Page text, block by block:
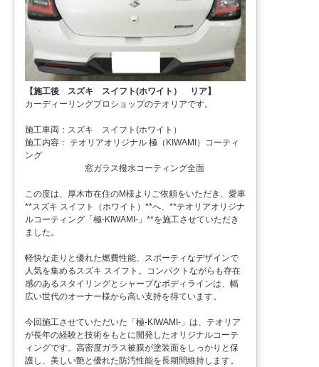
【施工後 スズキ スイフト(ホワイト） リア】
カーディーリングプロショップのテオリアです。
施工車両：スズキ スイフト(ホワイト）
施工内容： テオリアオリジナル 極（KIWAMI）コーティ
ング
窓ガラス撥水コーティング全面
この度は、厚木市在住のM様よりご依頼をいただき、愛車
**スズキ スイフト（ホワイト）**へ、**テオリアオリジナ
ルコーティング「極-KIWAMI-」**を施工させていただき
ました。
軽快な走りと優れた燃費性能、スポーティなデザインで
人気を集めるスズキ スイフト。コンパクトながらも存在
感のあるスタイリングとシャープなボディラインは、幅
広い世代のオーナー様から高い支持を得ています。
今回施工させていただいた「極-KIWAMI-」は、テオリア
が長年の経験と技術をもとに開発したオリジナルコーテ
ィングです。高密度ガラス被膜が塗装面をしっかりと保
護し、美しい艶と優れた防汚性能を長期間維持します。